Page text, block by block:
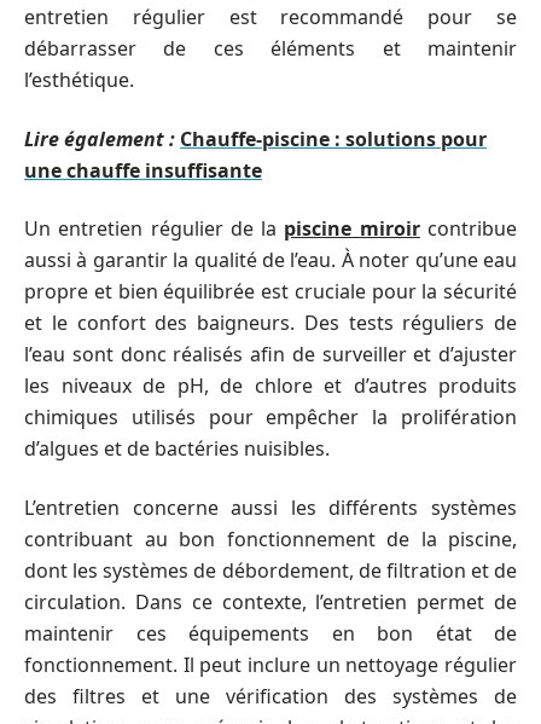
entretien régulier est recommandé pour se
débarrasser de ces éléments et maintenir
l’esthétique.
Lire également : Chauffe-piscine : solutions pour
une chauffe insuffisante
Un entretien régulier de la piscine miroircontribue
aussi à garantir la qualité de l’eau. À noter qu’une eau
propre et bien équilibrée est cruciale pour la sécurité
et le confort des baigneurs. Des tests réguliers de
l’eau sont donc réalisés afin de surveiller et d’ajuster
les niveaux de pH, de chlore et d’autres produits
chimiques utilisés pour empêcher la prolifération
d’algues et de bactéries nuisibles.
L’entretien concerne aussi les différents systèmes
contribuant au bon fonctionnement de la piscine,
dont les systèmes de débordement, de filtration et de
circulation. Dans ce contexte, l’entretien permet de
maintenir ces équipements en bon état de
fonctionnement. Il peut inclure un nettoyage régulier
des filtres et une vérification des systèmes de